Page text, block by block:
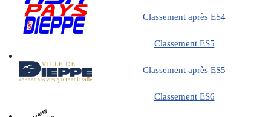
Classement après ES4
Classement ES5
Classement après ES5
Classement ES6